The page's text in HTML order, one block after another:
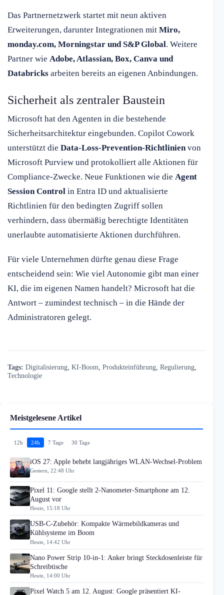
Das Partnernetzwerk startet mit neun aktiven
Erweiterungen, darunter Integrationen mit Miro,
monday.com, Morningstar und S&P Global. Weitere
Partner wie Adobe, Atlassian, Box, Canva und
Databricks arbeiten bereits an eigenen Anbindungen.
Sicherheit als zentraler Baustein
Microsoft hat den Agenten in die bestehende
Sicherheitsarchitektur eingebunden. Copilot Cowork
unterstützt die Data-Loss-Prevention-Richtlinienvon
Microsoft Purview und protokolliert alle Aktionen für
Compliance-Zwecke. Neue Funktionen wie die Agent
Session Control in Entra ID und aktualisierte
Richtlinien für den bedingten Zugriff sollen
verhindern, dass übermäßig berechtigte Identitäten
unerlaubte automatisierte Aktionen durchführen.
Für viele Unternehmen dürfte genau diese Frage
entscheidend sein: Wie viel Autonomie gibt man einer
KI, die im eigenen Namen handelt? Microsoft hat die
Antwort – zumindest technisch – in die Hände der
Administratoren gelegt.
Tags: Digitalisierung KI-Boom Produkteinführung Regulierung
Technologie
Meistgelesene Artikel
12h 24h 7 Tage 30 Tage
iOS 27: Apple behebt langjähriges WLAN-Wechsel-Problem
Gestern, 22:48 Uhr
Pixel 11: Google stellt 2-Nanometer-Smartphone am 12.
August vor
Heute, 15:18 Uhr
USB-C-Zubehör: Kompakte Wärmebildkameras und
Kühlsysteme im Boom
Heute, 14:42 Uhr
Nano Power Strip 10-in-1: Anker bringt Steckdosenleiste für
Schreibtische
Heute, 14:00 Uhr
Pixel Watch 5 am 12. August: Google präsentiert KI-